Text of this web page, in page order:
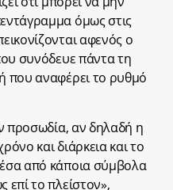
όμως στις
αφενός ο
συνόδευε πάντα τη
που αναφέρει το ρυθμό
προσωδία, αν δηλαδή η
και διάρκεια και το
από κάποια σύμβολα
το πλείστον»,